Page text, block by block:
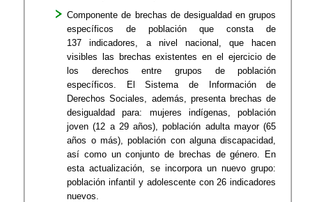
Componente de brechas de desigualdad en grupos
específicos de población que consta de
137 indicadores, a nivel nacional, que hacen
visibles las brechas existentes en el ejercicio de
los derechos entre grupos de población
específicos. El Sistema de Información de
Derechos Sociales, además, presenta brechas de
desigualdad para: mujeres indígenas, población
joven (12 a 29 años), población adulta mayor (65
años o más), población con alguna discapacidad,
así como un conjunto de brechas de género. En
esta actualización, se incorpora un nuevo grupo:
población infantil y adolescente con 26 indicadores
nuevos.